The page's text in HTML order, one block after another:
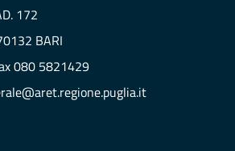
172
BARI
080 5821429